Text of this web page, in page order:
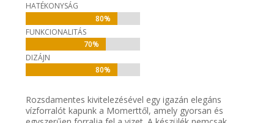
HATÉKONYSÁG
80%
80%
FUNKCIONALITÁS
70%
70%
DIZÁJN
80%
80%
Rozsdamentes kivitelezésével egy igazán elegáns
vízforralót kapunk a Momerttől, amely gyorsan és